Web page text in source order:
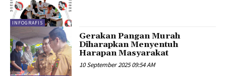
INFOGRAFIS
Gerakan Pangan Murah
Diharapkan Menyentuh
Harapan Masyarakat
10 September 2025 09:54 AM